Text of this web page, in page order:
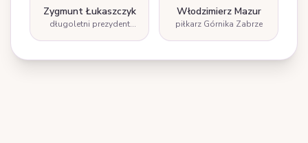
Zygmunt Łukaszczyk
długoletni prezydent
Włodzimierz Mazur
piłkarz Górnika Zabrze